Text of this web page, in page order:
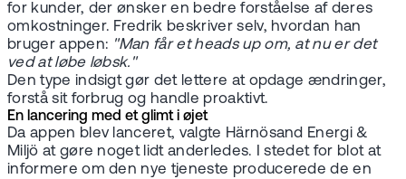
for kunder, der ønsker en bedre forståelse af deres
omkostninger. Fredrik beskriver selv, hvordan han
bruger appen: "Man får et heads up om, at nu er det
ved at løbe løbsk."
Den type indsigt gør det lettere at opdage ændringer,
forstå sit forbrug og handle proaktivt.
En lancering med et glimt i øjet
Da appen blev lanceret, valgte Härnösand Energi &
Miljö at gøre noget lidt anderledes. I stedet for blot at
informere om den nye tjeneste producerede de en